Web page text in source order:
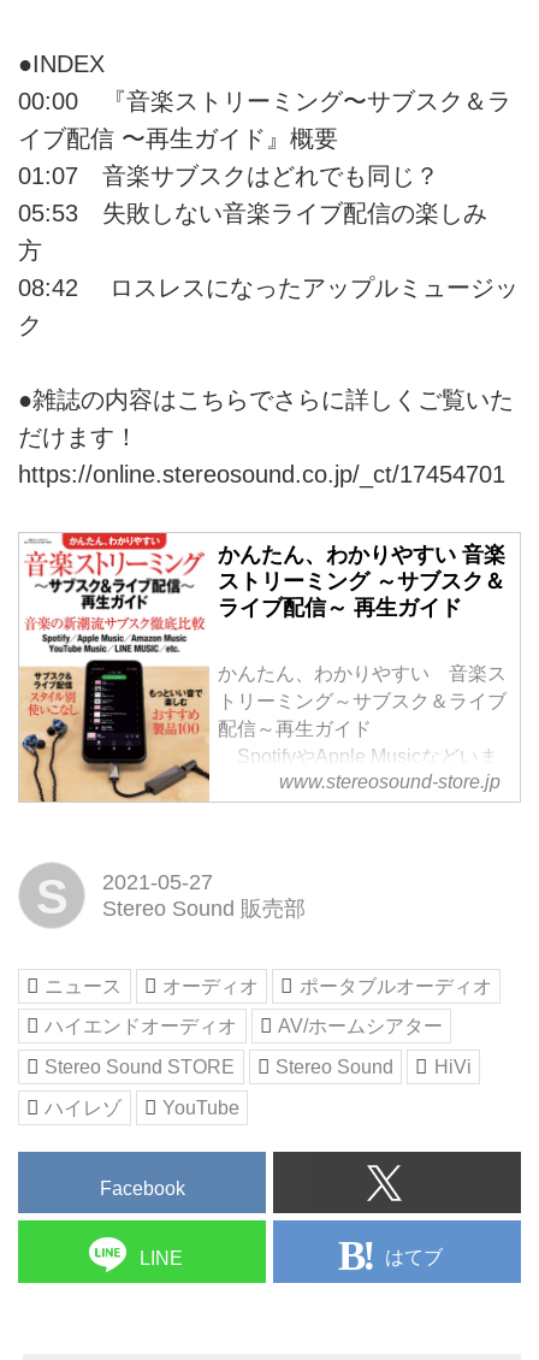
●INDEX
00:00 『音楽ストリーミング〜サブスク＆ラ
イブ配信 〜再生ガイド』概要
01:07 音楽サブスクはどれでも同じ？
05:53 失敗しない音楽ライブ配信の楽しみ
方
08:42 ロスレスになったアップルミュージッ
ク
●雑誌の内容はこちらでさらに詳しくご覧いた
だけます！
https://online.stereosound.co.jp/_ct/17454701
かんたん、わかりやすい 音楽
ストリーミング ～サブスク＆
ライブ配信～ 再生ガイド
かんたん、わかりやすい 音楽ス
トリーミング～サブスク＆ライブ
配信～再生ガイド
SpotifyやApple Musicなどいま
話題になっている＜音楽サブスク
の概要と詳細をかんたん、わかり
やすく紹介する別冊『音楽ストリ
～再生ガイド』をお届けします。
読みやすさとわかりやすさをコン
セプトにした『かんたん、わかり
やすい』シリーズの第三弾です。
「音楽サブスク編」...
www.stereosound-store.jp
S
2021-05-27
Stereo Sound 販売部
ニュース オーディオ
ポータブルオーディオ
ハイエンドオーディオ
AV/ホームシアター
Stereo Sound STORE
Stereo Sound
HiVi
ハイレゾ
YouTube
Facebook
LINE はてブ